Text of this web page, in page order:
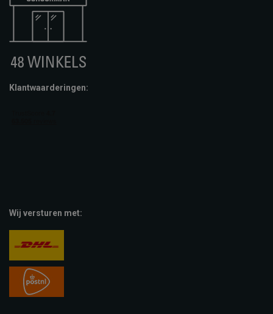
Klantwaarderingen:
Wij versturen met: